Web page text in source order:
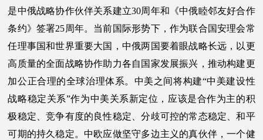
是中俄战略协作伙伴关系建立30周年和《中俄睦邻友好合作
条约》签署25周年。当前国际形势下，作为联合国安理会常
任理事国和世界重要大国，中俄两国要着眼战略长远，以更
高质量的全面战略协作助力各自国家发展振兴，推动构建更
加公正合理的全球治理体系。中美之间将构建“中美建设性
战略稳定关系”作为中美关系新定位，应该是合作为主的积
极稳定、竞争有度的良性稳定、分歧可控的常态稳定、和平
可期的持久稳定。中欧应做坚守多边主义的真伙伴，一个健